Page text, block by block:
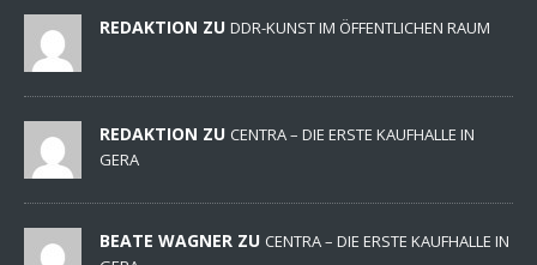
REDAKTION ZU DDR-KUNST IM ÖFFENTLICHEN RAUM
REDAKTION ZU CENTRA – DIE ERSTE KAUFHALLE IN
GERA
BEATE WAGNER ZU CENTRA – DIE ERSTE KAUFHALLE IN